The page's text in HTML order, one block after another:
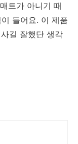
트가 아니기 때
들어요. 이 제품
길 잘했단 생각